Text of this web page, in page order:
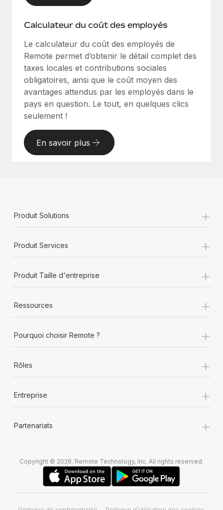
Calculateur du coût des employés
Le calculateur du coût des employés de
Remote permet d’obtenir le détail complet des
taxes locales et contributions sociales
obligatoires, ainsi que le coût moyen des
avantages attendus par les employés dans le
pays en question. Le tout, en quelques clics
seulement !
En savoir plus
Produit Solutions +
Produit Services +
Produit Taille d'entreprise +
Ressources +
Pourquoi choisir Remote ? +
Rôles +
Entreprise +
Partenariats +
Copyright © 2026. Remote Technology, Inc. All rights reserved.